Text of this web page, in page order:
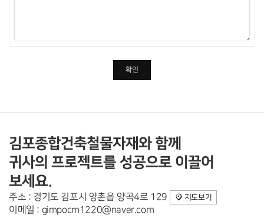
별도 DB로 옮겨진 개인정보는 법률에 의한 경우가 아니고서는 보유
2. 파기방법전자적 파일형태로 저장된 개인정보는 기록을 재생할 수
없는 기술적 방법을 사용하여 삭제합니다.
법에 따라 수사기관의 요구가 있는 경우
6. 수집한 개인정보의 위탁
회사는 이용자님의 동의없이 이용자님의 정보를 외부 업체에 위탁하
지 않습니다. 향후 그러한 필요가 생길 경우, 위탁 대상자와 위탁 업무
내용에 대해 이용자님께 통지하고 필요한 경우 사전 동의를 받도록
하겠습니다.
김포종합건축철물자재와 함께
귀사의 프로젝트를 성공으로 이끌어
보세요.
주소 : 경기도 김포시 양촌읍 양곡4로 129 지도보기
이메일 : gimpocm1220@naver.com